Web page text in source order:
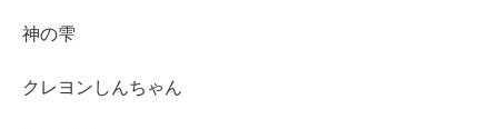
神の雫
クレヨンしんちゃん